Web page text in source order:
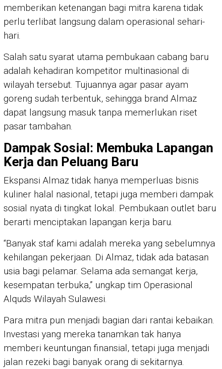
memberikan ketenangan bagi mitra karena tidak
perlu terlibat langsung dalam operasional sehari-
hari.
Salah satu syarat utama pembukaan cabang baru
adalah kehadiran kompetitor multinasional di
wilayah tersebut. Tujuannya agar pasar ayam
goreng sudah terbentuk, sehingga brand Almaz
dapat langsung masuk tanpa memerlukan riset
pasar tambahan.
Dampak Sosial: Membuka Lapangan
Kerja dan Peluang Baru
Ekspansi Almaz tidak hanya memperluas bisnis
kuliner halal nasional, tetapi juga memberi dampak
sosial nyata di tingkat lokal. Pembukaan outlet baru
berarti menciptakan lapangan kerja baru.
“Banyak staf kami adalah mereka yang sebelumnya
kehilangan pekerjaan. Di Almaz, tidak ada batasan
usia bagi pelamar. Selama ada semangat kerja,
kesempatan terbuka,” ungkap tim Operasional
Alquds Wilayah Sulawesi.
Para mitra pun menjadi bagian dari rantai kebaikan.
Investasi yang mereka tanamkan tak hanya
memberi keuntungan finansial, tetapi juga menjadi
jalan rezeki bagi banyak orang di sekitarnya.